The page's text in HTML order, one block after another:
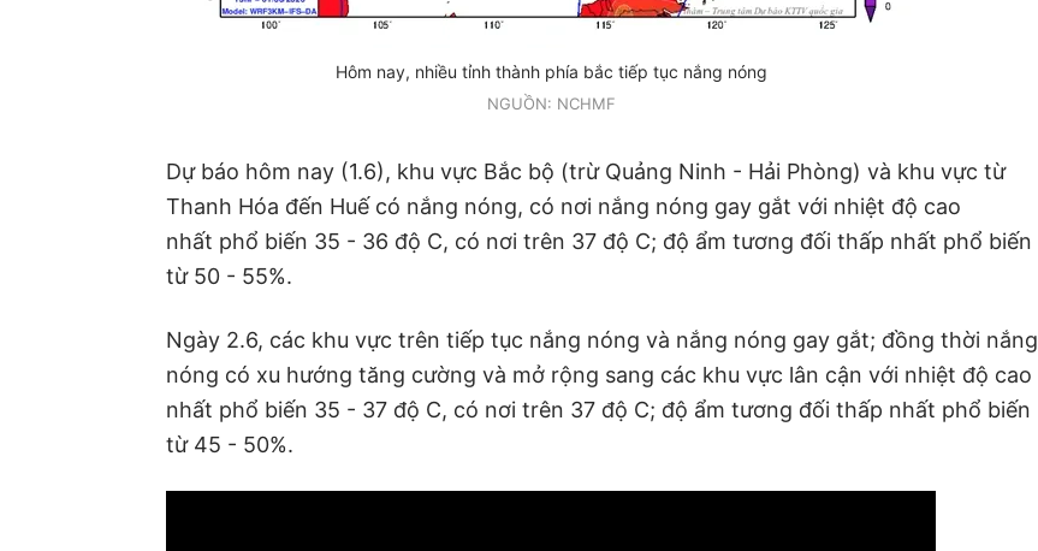
Hôm nay, nhiều tỉnh thành phía bắc tiếp tục nắng nóng
NGUỒN: NCHMF
Dự báo hôm nay (1.6), khu vực Bắc bộ (trừ Quảng Ninh - Hải Phòng) và khu vực từ
Thanh Hóa đến Huế có nắng nóng, có nơi nắng nóng gay gắt với nhiệt độ cao
nhất phổ biến 35 - 36 độ C, có nơi trên 37 độ C; độ ẩm tương đối thấp nhất phổ biến
từ 50 - 55%.
Ngày 2.6, các khu vực trên tiếp tục nắng nóng và nắng nóng gay gắt; đồng thời nắng
nóng có xu hướng tăng cường và mở rộng sang các khu vực lân cận với nhiệt độ cao
nhất phổ biến 35 - 37 độ C, có nơi trên 37 độ C; độ ẩm tương đối thấp nhất phổ biến
từ 45 - 50%.